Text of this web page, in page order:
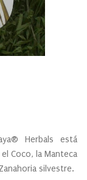
Herbals está
Coco, la Manteca
silvestre.